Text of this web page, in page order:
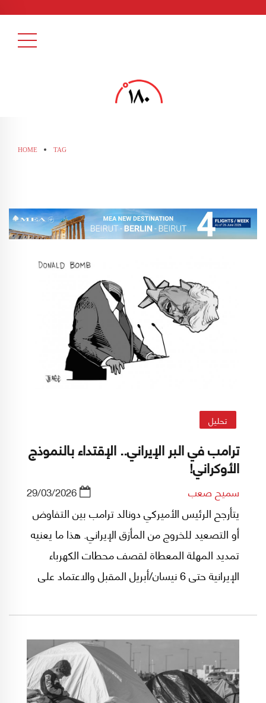
HOME TAG
تحليل
ترامب في البر الإيراني.. الإقتداء بالنموذج
الأوكراني!
سميح صعب 29/03/2026
يتأرجح الرئيس الأميركي دونالد ترامب بين التفاوض
أو التصعيد للخروج من المأزق الإيراني. هذا ما يعنيه
تمديد المهلة المعطاة لقصف محطات الكهرباء
الإيرانية حتى 6 نيسان/أبريل المقبل والاعتماد على
الإيرانيين، لكن مع المضي في حشد ما يربو على 17
ألف جندي من "المارينز" في المنطقة والبحث في
سيناريوات محتملة للتدخل البري.